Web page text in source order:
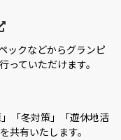
ックなどからグランピ
っていただけます。
「冬対策」「遊休地活
共有いたします。